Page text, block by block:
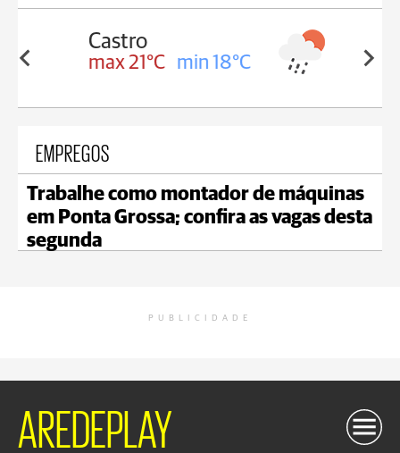
18°C max 20°C min 18°C
EMPREGOS
Trabalhe como montador de máquinas
em Ponta Grossa; confira as vagas desta
segunda
PUBLICIDADE
AREDEPLAY